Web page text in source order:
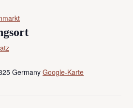
Germany Google-Karte